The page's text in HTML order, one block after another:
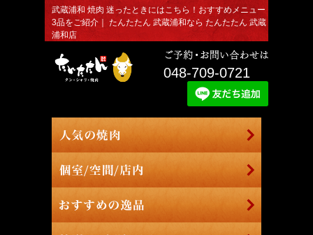
武蔵浦和 焼肉 迷ったときにはこちら！おすすめメニュー
3品をご紹介｜ たんたたん 武蔵浦和なら たんたたん 武蔵
浦和店
048-709-0721